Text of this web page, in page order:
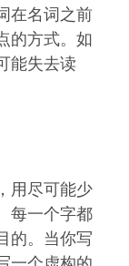
在名词之前
的方式。如
能失去读
用尽可能少
每一个字都
的。当你写